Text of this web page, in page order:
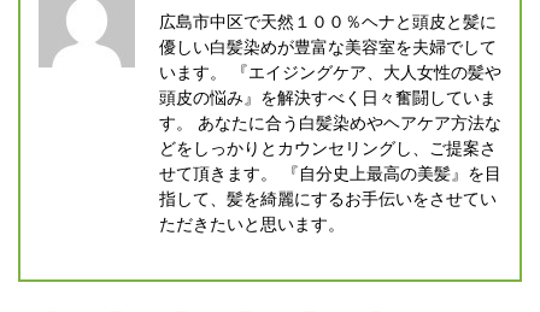
広島市中区で天然１００％ヘナと頭皮と髪に
優しい白髪染めが豊富な美容室を夫婦でして
います。 『エイジングケア、大人女性の髪や
頭皮の悩み』を解決すべく日々奮闘していま
す。 あなたに合う白髪染めやヘアケア方法な
どをしっかりとカウンセリングし、ご提案さ
せて頂きます。 『自分史上最高の美髪』を目
指して、髪を綺麗にするお手伝いをさせてい
ただきたいと思います。